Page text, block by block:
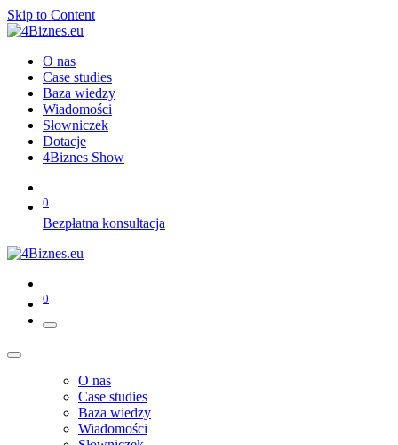
Skip to Content
O nas
Case studies
Baza wiedzy
Wiadomości
Słowniczek
Dotacje
4Biznes Show
0
Bezpłatna konsultacja
0
O nas
Case studies
Baza wiedzy
Wiadomości